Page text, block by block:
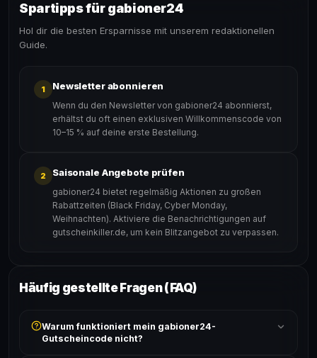
Spartipps für gabioner24
Hol dir die besten Ersparnisse mit unserem redaktionellen
Guide.
1 Newsletter abonnieren
Wenn du den Newsletter von gabioner24 abonnierst,
erhältst du oft einen exklusiven Willkommenscode von
10–15 % auf deine erste Bestellung.
2 Saisonale Angebote prüfen
gabioner24 bietet regelmäßig Aktionen zu großen
Rabattzeiten (Black Friday, Cyber Monday,
Weihnachten). Aktiviere die Benachrichtigungen auf
gutscheinkiller.de, um kein Blitzangebot zu verpassen.
Häufig gestellte Fragen (FAQ)
Warum funktioniert mein gabioner24-
Gutscheincode nicht?